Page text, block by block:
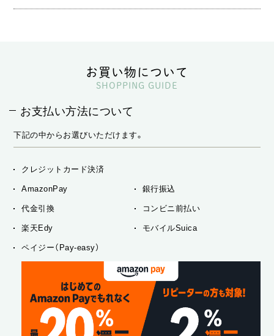
お買い物について
SHOPPING GUIDE
お支払い方法について
下記の中からお選びいただけます。
クレジットカード決済
AmazonPay 銀行振込
代金引換 コンビニ前払い
楽天Edy モバイルSuica
ペイジー（Pay-easy）